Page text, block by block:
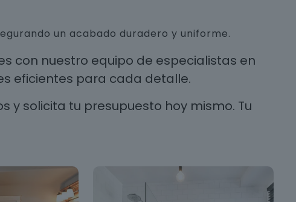
un acabado duradero y uniforme.
con nuestro equipo de especialistas en
eficientes para cada detalle.
y solicita tu presupuesto hoy mismo. Tu